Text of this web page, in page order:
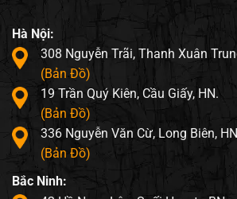
Hà Nội:
308 Nguyễn Trãi, Thanh Xuân
(Bản Đồ)
19 Trần Quý Kiên, Cầu Giấy, HN.
(Bản Đồ)
336 Nguyễn Văn Cừ, Long Biên,
(Bản Đồ)
Bắc Ninh: